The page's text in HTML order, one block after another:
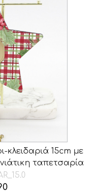
κλειδαριά 15cm με
ταπετσαρία